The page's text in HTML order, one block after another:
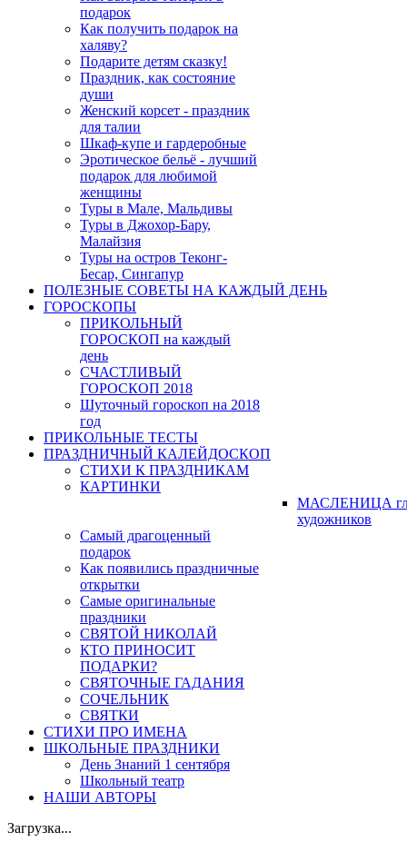
подарок
Как получить подарок на
халяву?
Подарите детям сказку!
Праздник, как состояние
души
Женский корсет - праздник
для талии
Шкаф-купе и гардеробные
Эротическое бельё - лучший
подарок для любимой
женщины
Туры в Мале, Мальдивы
Туры в Джохор-Бару,
Малайзия
Туры на остров Теконг-
Бесар, Сингапур
ПОЛЕЗНЫЕ СОВЕТЫ НА КАЖДЫЙ ДЕНЬ
ГОРОСКОПЫ
ПРИКОЛЬНЫЙ
ГОРОСКОП на каждый
день
СЧАСТЛИВЫЙ
ГОРОСКОП 2018
Шуточный гороскоп на 2018
год
ПРИКОЛЬНЫЕ ТЕСТЫ
ПРАЗДНИЧНЫЙ КАЛЕЙДОСКОП
СТИХИ К ПРАЗДНИКАМ
КАРТИНКИ
МАСЛЕНИЦА
художников
Самый драгоценный
подарок
Как появились праздничные
открытки
Самые оригинальные
праздники
СВЯТОЙ НИКОЛАЙ
КТО ПРИНОСИТ
ПОДАРКИ?
СВЯТОЧНЫЕ ГАДАНИЯ
СОЧЕЛЬНИК
СВЯТКИ
СТИХИ ПРО ИМЕНА
ШКОЛЬНЫЕ ПРАЗДНИКИ
День Знаний 1 сентября
Школьный театр
НАШИ АВТОРЫ
Загрузка...